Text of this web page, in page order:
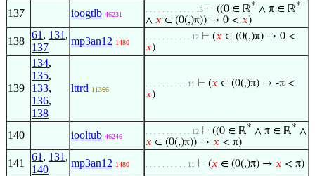
137 ioogtlb 46231
. . . . . . . . . . . . 13 ⊢ ((0 ∈ ℝ* ∧ π ∈ ℝ*
∧ 𝑥 ∈ (0(,)π)) → 0 < 𝑥)
138
61 , 131 ,
137
mp3an12 1480
. . . . . . . . . . . 12 ⊢ (𝑥 ∈ (0(,)π) → 0 <
𝑥)
139
134,
135,
133,
136,
138
lttrd 11366
. . . . . . . . . . 11 ⊢ (𝑥 ∈ (0(,)π) → -π <
𝑥)
140 iooltub 46246
. . . . . . . . . . . 12 ⊢ ((0 ∈ ℝ* ∧ π ∈ ℝ* ∧
𝑥 ∈ (0(,)π)) → 𝑥 < π)
141
61 , 131 ,
140
mp3an12 1480 . . . . . . . . . . 11 ⊢ (𝑥 ∈ (0(,)π) → 𝑥 < π)